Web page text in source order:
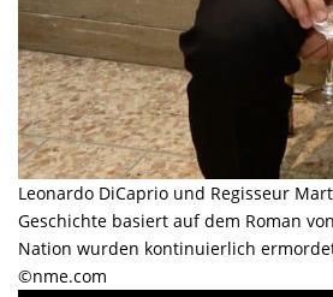
Leonardo DiCaprio und Regisseur
Geschichte basiert auf dem Roman
Nation wurden kontinuierlich
©nme.com